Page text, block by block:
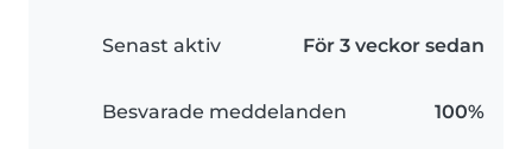
Senast aktiv För 3 veckor sedan
Besvarade meddelanden 100%